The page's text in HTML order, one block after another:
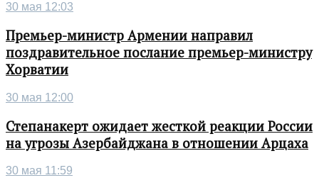
30 мая 12:03
Премьер-министр Армении направил
поздравительное послание премьер-министру
Хорватии
30 мая 12:00
Степанакерт ожидает жесткой реакции России
на угрозы Азербайджана в отношении Арцаха
30 мая 11:59